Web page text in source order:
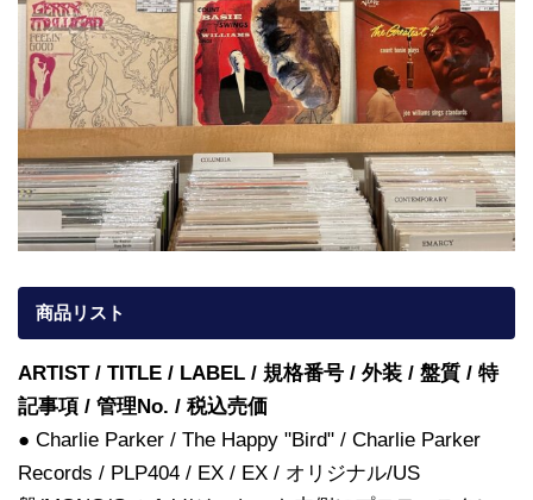
商品リスト
ARTIST / TITLE / LABEL / 規格番号 / 外装 / 盤質 / 特
記事項 / 管理No. / 税込売価
● Charlie Parker / The Happy "Bird" / Charlie Parker
Records / PLP404 / EX / EX / オリジナル/US